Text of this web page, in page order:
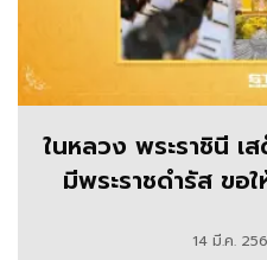
ในหลวง พระราชินี เ
มีพระราชดำรัส ขอ
14 มี.ค.